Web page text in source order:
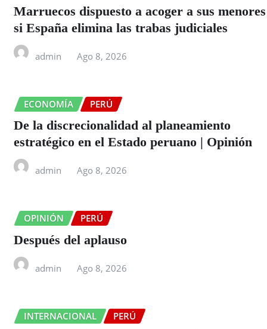
Marruecos dispuesto a acoger a sus menores
si España elimina las trabas judiciales
admin Ago 8, 2026
ECONOMÍA PERÚ
De la discrecionalidad al planeamiento
estratégico en el Estado peruano | Opinión
admin Ago 8, 2026
OPINIÓN PERÚ
Después del aplauso
admin Ago 8, 2026
INTERNACIONAL PERÚ